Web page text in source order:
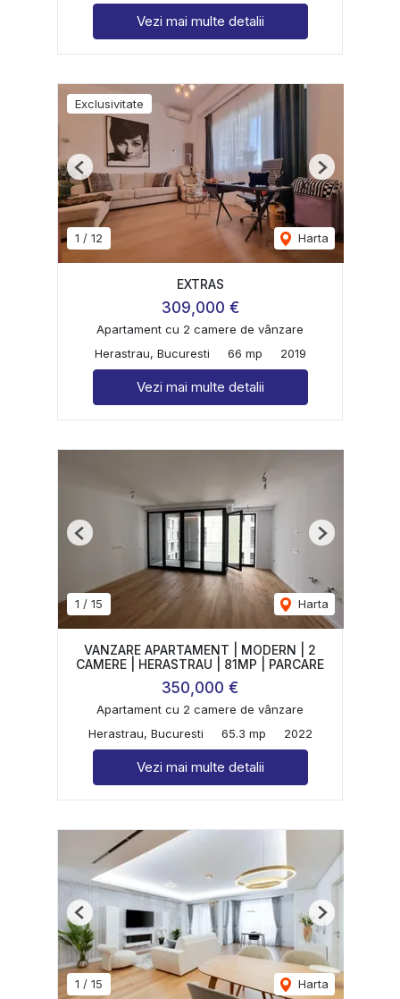
Vezi mai multe detalii
Exclusivitate
1 / 12 Harta
Previous Next
EXTRAS
309,000 €
Apartament cu 2 camere de vânzare
Herastrau, Bucuresti
66 mp 2019
Vezi mai multe detalii
1 / 15 Harta
Previous Next
VANZARE APARTAMENT | MODERN | 2
CAMERE | HERASTRAU | 81MP | PARCARE
350,000 €
Apartament cu 2 camere de vânzare
Herastrau, Bucuresti
65.3 mp 2022
Vezi mai multe detalii
1 / 15 Harta
Previous Next